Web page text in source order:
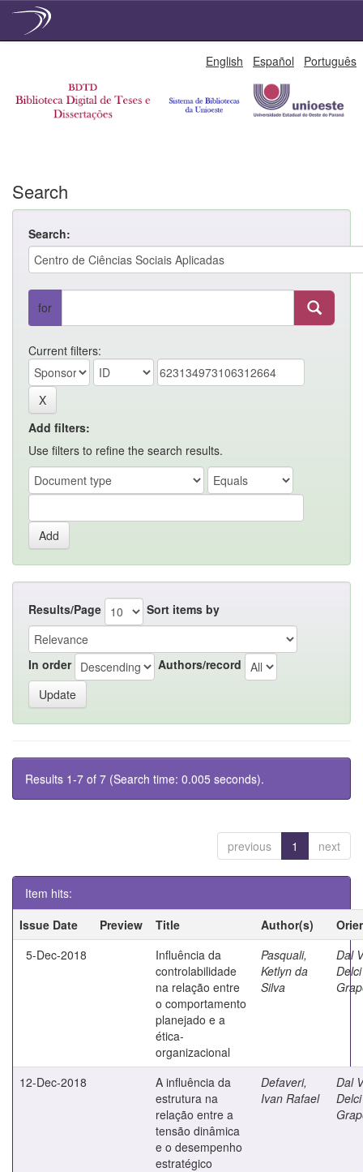
English Español Português
Search
Search:
for
Current filters:
Add filters:
Use filters to refine the search results.
Results/Page Sort items by
In order Authors/record
Results 1-7 of 7 (Search time: 0.005 seconds).
previous 1 next
Item hits:
Issue Date
Preview Title Author(s)
5-Dec-2018
Influência da
controlabilidade
na relação entre
o comportamento
planejado e a
ética-
organizacional
Pasquali,
Ketlyn da
Silva
Dal
Delci
12-Dec-2018
A influência da
estrutura na
relação entre a
tensão dinâmica
e o desempenho
estratégico
Defaveri,
Ivan Rafael
Dal
Delci